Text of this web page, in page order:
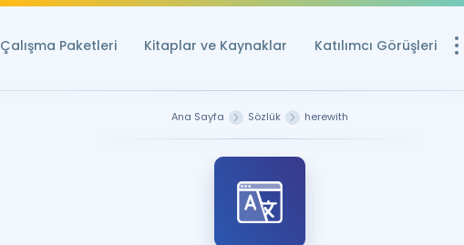
Çalışma Paketleri Kitaplar ve Kaynaklar Katılımcı Görüşleri
Ana Sayfa Sözlük herewith